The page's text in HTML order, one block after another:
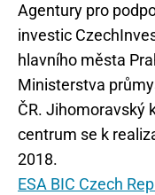
Agentury pro
investic
hlavního města
Ministerstva
ČR. Jihomoravský
centrum se k
2018.
ESA BIC Czech